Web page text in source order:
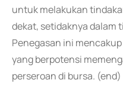
untuk melakukan
dekat, setidaknya dalam
Penegasan ini
yang berpotensi
perseroan di bursa. (end)